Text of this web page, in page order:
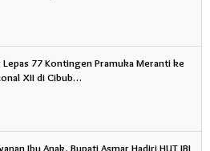
Lepas 77 Kontingen Pramuka Meranti ke
XII di Cibub…
Ibu Anak, Bupati Asmar Hadiri HUT IBI